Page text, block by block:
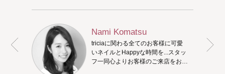
Nami Komatsu
triciaに関わる全てのお客様に可愛
いネイルとHappyな時間を...スタッ
フ一同心よりお客様のご来店をお待